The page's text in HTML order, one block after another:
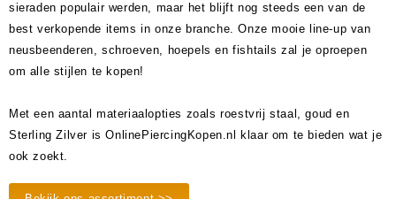
sieraden populair werden, maar het blijft nog steeds een van de
best verkopende items in onze branche. Onze mooie line-up van
neusbeenderen, schroeven, hoepels en fishtails zal je oproepen
om alle stijlen te kopen!
Met een aantal materiaalopties zoals roestvrij staal, goud en
Sterling Zilver is OnlinePiercingKopen.nl klaar om te bieden wat je
ook zoekt.